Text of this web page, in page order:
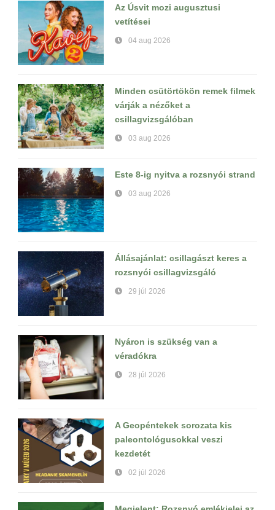
Az Úsvit mozi augusztusi
vetítései
04 aug 2026
Minden csütörtökön remek filmek
várják a nézőket a
csillagvizsgálóban
03 aug 2026
Este 8-ig nyitva a rozsnyói strand
03 aug 2026
Állásajánlat: csillagászt keres a
rozsnyói csillagvizsgáló
29 júl 2026
Nyáron is szükség van a
véradókra
28 júl 2026
A Geopéntekek sorozata kis
paleontológusokkal veszi
kezdetét
02 júl 2026